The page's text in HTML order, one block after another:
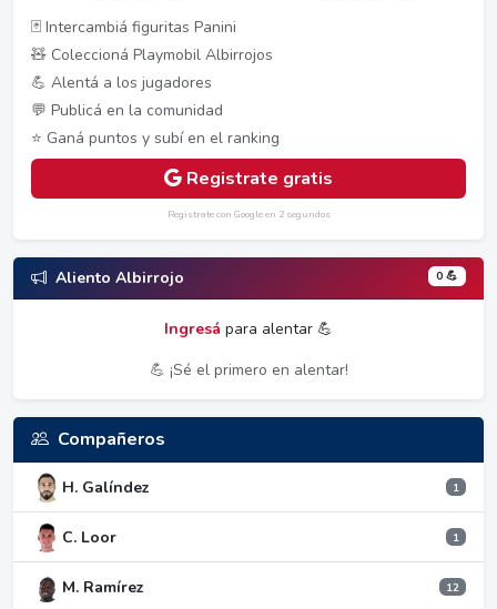
🃏 Intercambiá figuritas Panini
🧸 Coleccioná Playmobil Albirrojos
💪 Alentá a los jugadores
💬 Publicá en la comunidad
⭐ Ganá puntos y subí en el ranking
Registrate gratis
Registrate con Google en 2 segundos
Aliento Albirrojo 0 💪
Ingresá para alentar 💪
💪 ¡Sé el primero en alentar!
Compañeros
H. Galíndez 1
C. Loor 1
M. Ramírez 12